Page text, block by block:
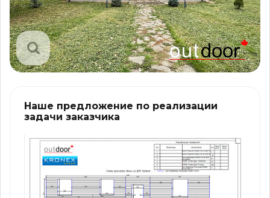
Наше предложение по реализации
задачи заказчика